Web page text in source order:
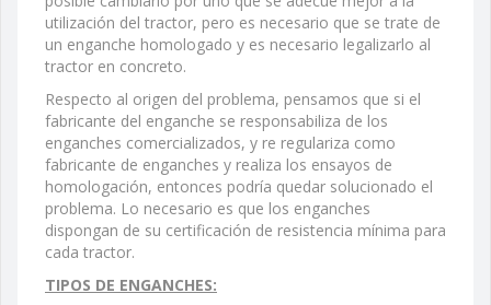
utilización del tractor, pero es necesario que se trate de
un enganche homologado y es necesario legalizarlo al
tractor en concreto.
Respecto al origen del problema, pensamos que si el
fabricante del enganche se responsabiliza de los
enganches comercializados, y re regulariza como
fabricante de enganches y realiza los ensayos de
homologación, entonces podría quedar solucionado el
problema. Lo necesario es que los enganches
dispongan de su certificación de resistencia mínima para
cada tractor.
TIPOS DE ENGANCHES: